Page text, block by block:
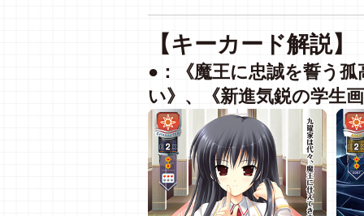
【キーカード解説】
●：《魔王に忠誠を誓う
い》、《新進気鋭の学生